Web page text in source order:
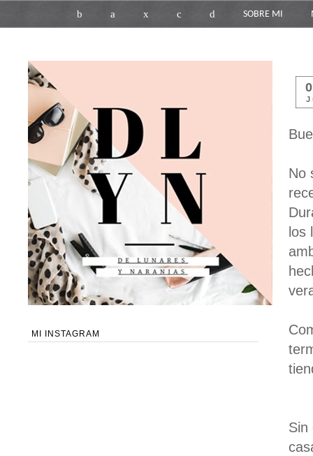
b a x c d SOBRE MI
No
los
Sin
MI INSTAGRAM